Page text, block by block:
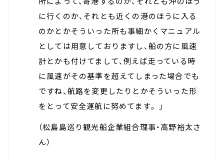
に行くのか、それとも近くの港のほうに入る
のかとかそういった所も事細かくマニュアル
としては用意しておりますし、船の方に風速
計とかも付けてまして、例えば走っている時
に風速がその基準を超えてしまった場合でも
ですね、航路を変更したりとかそういった形
をとって安全運航に努めてます。 」
（松島島巡り観光船企業組合理事・高野裕太さ
ん）